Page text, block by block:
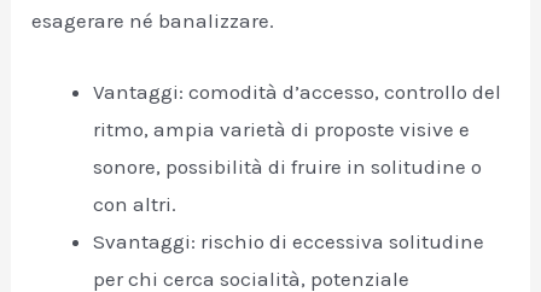
esagerare né banalizzare.
Vantaggi: comodità d’accesso, controllo del
ritmo, ampia varietà di proposte visive e
sonore, possibilità di fruire in solitudine o
con altri.
Svantaggi: rischio di eccessiva solitudine
per chi cerca socialità, potenziale